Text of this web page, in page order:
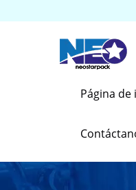
Página de